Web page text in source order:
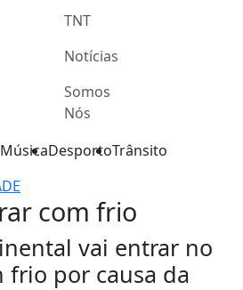
TNT
Notícias
Somos
Nós
MúsicaDesportoTrânsito
com frio
vai entrar no
frio por causa da